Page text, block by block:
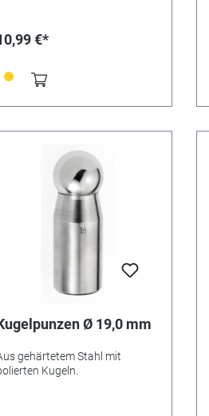
€*
Ø 19,0 mm
gehärtetem Stahl mit
Kugeln.